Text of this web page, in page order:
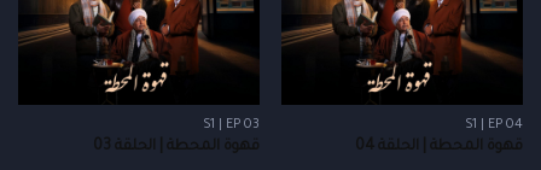
S1 | EP 04
قهوة المحطة | الحلقة 04
S1 | EP 03
قهوة المحطة | الحلقة 03